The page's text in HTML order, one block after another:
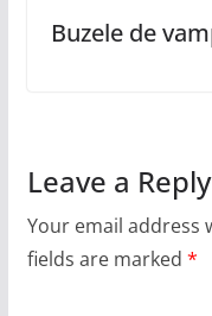
Buzele de
Leave a Reply
Your email address
fields are marked *